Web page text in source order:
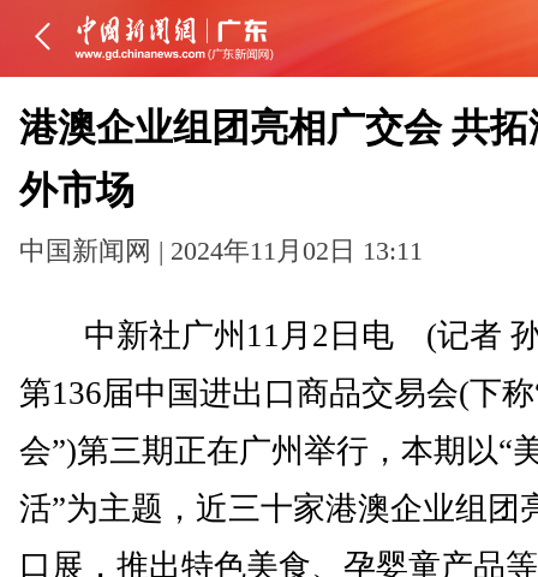
港澳企业组团亮相广交会 共拓
外市场
中国新闻网 | 2024年11月02日 13:11
中新社广州11月2日电 (记者
第136届中国进出口商品交易会(下
会”)第三期正在广州举行，本期以“
活”为主题，近三十家港澳企业组团
口展，推出特色美食、孕婴童产品